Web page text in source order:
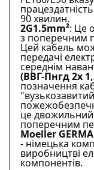
90 хвилин.
2G1.5mm²: Це
з поперечним
Цей кабель
передачі
середнім
(ВВГ-Пнгд 2х
позначення
це
поперечним
Moeller
- німецька
виробництві
компонентів.